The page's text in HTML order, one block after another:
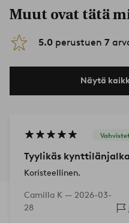
Muut ovat tätä
5.0 perustuen 7
Näytä
Tyylikäs kynttilänjalka
Koristeellinen.
Camilla K — 2026-03-
28